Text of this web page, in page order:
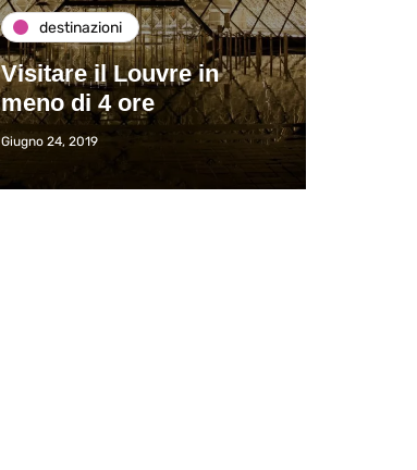
destinazioni
Visitare il Louvre in
meno di 4 ore
Giugno 24, 2019